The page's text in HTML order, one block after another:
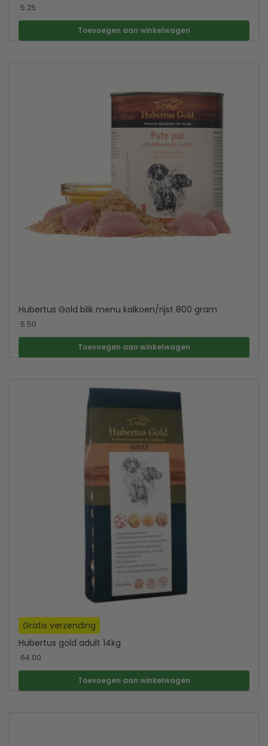
5.25
Toevoegen aan winkelwagen
Hubertus Gold blik menu kalkoen/rijst 800 gram
5.50
Toevoegen aan winkelwagen
Gratis verzending
Hubertus gold adult 14kg
64.00
Toevoegen aan winkelwagen